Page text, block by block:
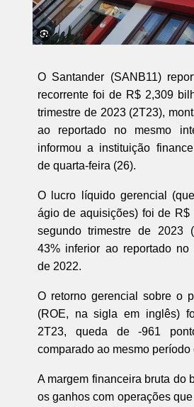
O Santander (SANB11)
recorrente foi de R$ 2,309
trimestre de 2023 (2T23),
ao reportado no mesmo
informou a instituição
de quarta-feira (26).
O lucro líquido gerencial
ágio de aquisições) foi de R$
segundo trimestre de 2023
43% inferior ao reportado no
de 2022.
O retorno gerencial sobre o
(ROE, na sigla em inglês)
2T23, queda de -961
comparado ao mesmo período
A margem financeira bruta do
os ganhos com operações